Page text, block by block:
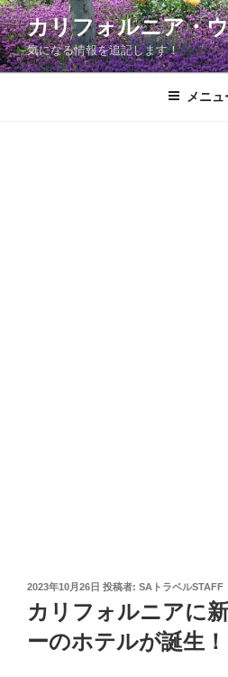
コ
ン
テ
ン
カリフォルニア・
気になる情報を追記します！
メニュ
投
日:
2023年10月26日 投稿者: SAトラベルSTAFF
カリフォルニアに
ーのホテルが誕生！